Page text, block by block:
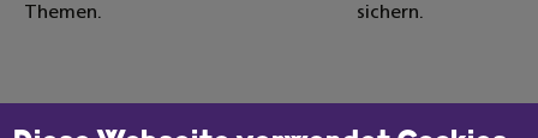
Themen.
sichern.